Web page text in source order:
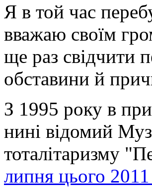
Я в той час
вважаю своїм
ще раз свідчити
обставини й
З 1995 року в
нині відомий
тоталітаризму
липня цього